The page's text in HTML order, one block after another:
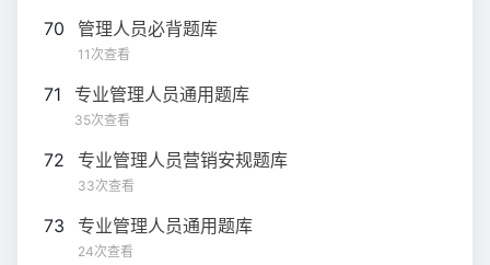
70 管理人员必背题库
11次查看
71 专业管理人员通用题库
35次查看
72 专业管理人员营销安规题库
33次查看
73 专业管理人员通用题库
24次查看